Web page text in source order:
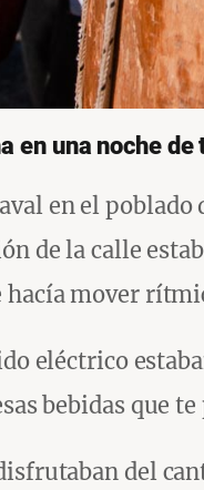
en una noche
en el
de la calle
hacía mover
eléctrico
bebidas que
del